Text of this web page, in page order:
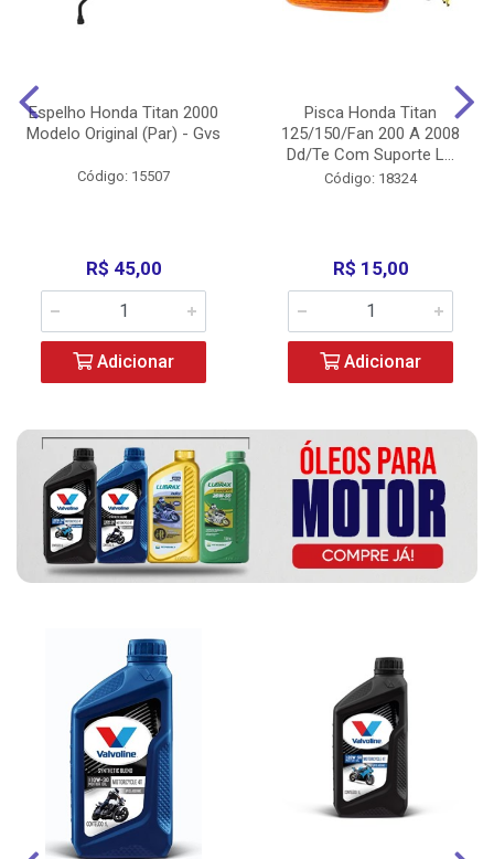
Espelho Honda Titan 2000
Modelo Original (Par) - Gvs
Código: 15507
R$ 45,00
Adicionar
Pisca Honda Titan
125/150/Fan 200 A 2008
Dd/Te Com Suporte L...
Código: 18324
R$ 15,00
Adicionar